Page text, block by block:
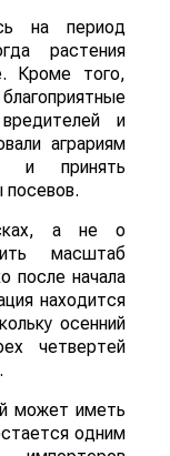
на период
растения
Кроме того,
и
аграриям
и принять
а не о
масштаб
после начала
находится
осенний
четвертей
может иметь
одним